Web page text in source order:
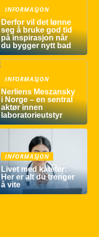
INFORMASJON
Derfor vil det lønne
seg å bruke god tid
på inspirasjon når
du bygger nytt bad
INFORMASJON
Nerliens Meszansky
i Norge – en sentral
aktør innen
laboratorieutstyr
INFORMASJON
Livet med kateter:
Her er alt du trenger
å vite